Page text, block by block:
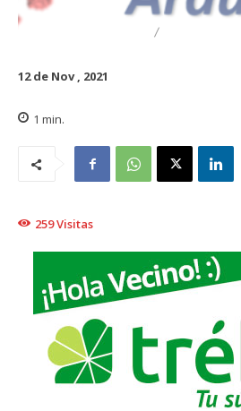
12 de Nov , 2021
1 min.
259Visitas